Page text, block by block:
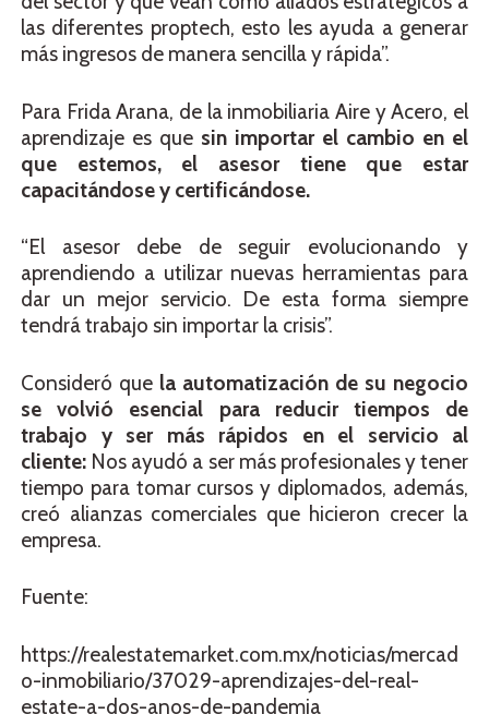
las diferentes proptech, esto les ayuda a generar
más ingresos de manera sencilla y rápida”.
Para Frida Arana, de la inmobiliaria Aire y Acero, el
aprendizaje es que sin importar el cambio en el
que estemos, el asesor tiene que estar
capacitándose y certificándose.
“El asesor debe de seguir evolucionando y
aprendiendo a utilizar nuevas herramientas para
dar un mejor servicio. De esta forma siempre
tendrá trabajo sin importar la crisis”.
Consideró que la automatización de su negocio
se volvió esencial para reducir tiempos de
trabajo y ser más rápidos en el servicio al
cliente: Nos ayudó a ser más profesionales y tener
tiempo para tomar cursos y diplomados, además,
creó alianzas comerciales que hicieron crecer la
empresa.
Fuente:
https://realestatemarket.com.mx/noticias/mercad
o-inmobiliario/37029-aprendizajes-del-real-
estate-a-dos-anos-de-pandemia